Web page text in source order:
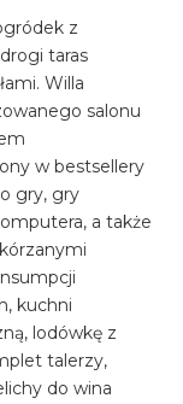
z
taras
Willa
salonu
w bestsellery
gry, gry
a także
kuchni
lodówkę z
talerzy,
do wina